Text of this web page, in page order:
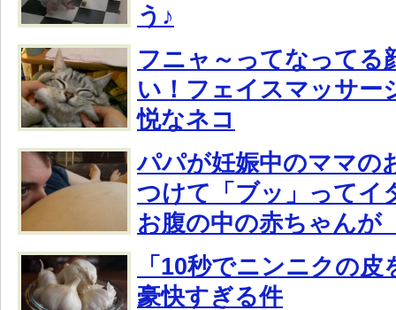
う♪
フニャ～ってなってる
い！フェイスマッサー
悦なネコ
パパが妊娠中のママの
つけて「ブッ」ってイ
お腹の中の赤ちゃんが
「10秒でニンニクの
豪快すぎる件